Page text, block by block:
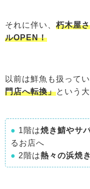
それに伴い、 朽木屋
ルOPEN！
以前は鮮魚も扱って
門店へ転換」という
● 1階は焼き鯖やサ
るお店へ
● 2階は熱々の浜焼